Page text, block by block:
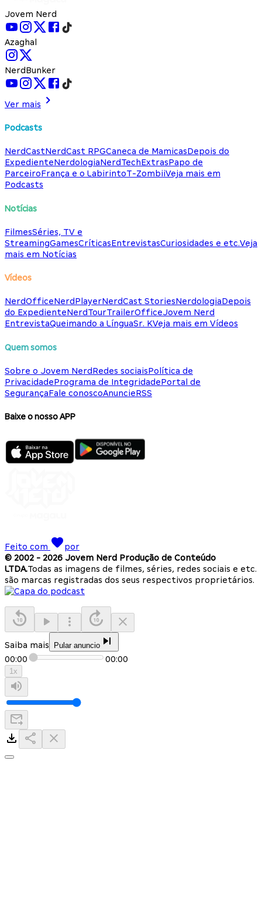
Jovem Nerd
Azaghal
NerdBunker
Ver mais
Podcasts
NerdCastNerdCast RPGCaneca de MamicasDepois do
ExpedienteNerdologiaNerdTechExtrasPapo de
ParceiroFrança e o LabirintoT-ZombiiVeja mais em
Podcasts
Notícias
FilmesSéries, TV e
StreamingGamesCríticasEntrevistasCuriosidades e etc.Veja
mais em Notícias
Vídeos
NerdOfficeNerdPlayerNerdCast StoriesNerdologiaDepois
do ExpedienteNerdTourTrailerOfficeJovem Nerd
EntrevistaQueimando a LínguaSr. KVeja mais em Vídeos
Quem somos
Sobre o Jovem NerdRedes sociaisPolítica de
PrivacidadePrograma de IntegridadePortal de
SegurançaFale conoscoAnuncieRSS
Baixe o nosso APP
Feito com
por
© 2002 - 2026 Jovem Nerd Produção de Conteúdo
LTDA.Todas as imagens de filmes, séries, redes sociais e etc.
são marcas registradas dos seus respectivos proprietários.
Saiba mais Pular anuncio
00:00 00:00
1x